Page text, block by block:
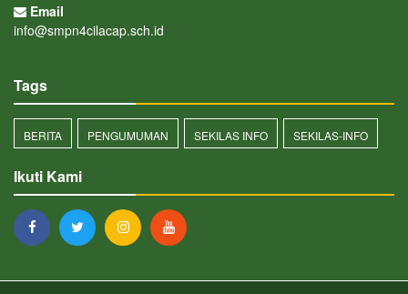
Email
info@smpn4cilacap.sch.id
Tags
BERITA PENGUMUMAN SEKILAS INFO SEKILAS-INFO
Ikuti Kami